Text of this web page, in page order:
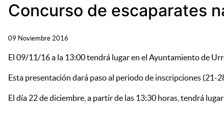
Concurso de escaparates
09 Noviembre 2016
El 09/11/16 a la 13:00 tendrá lugar en el Ayuntamiento de
Esta presentación dará paso al periodo de inscripciones (21-
El día 22 de diciembre, a partir de las 13:30 horas, tendrá